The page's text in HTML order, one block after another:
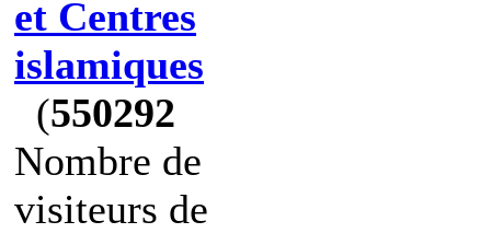
et Centres
islamiques
(550292
Nombre de
visiteurs de